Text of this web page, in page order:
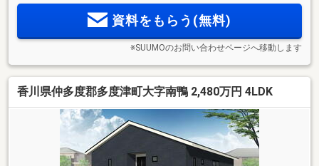
資料をもらう(無料)
※SUUMOのお問い合わせページへ移動します
香川県仲多度郡多度津町大字南鴨 2,480万円 4LDK